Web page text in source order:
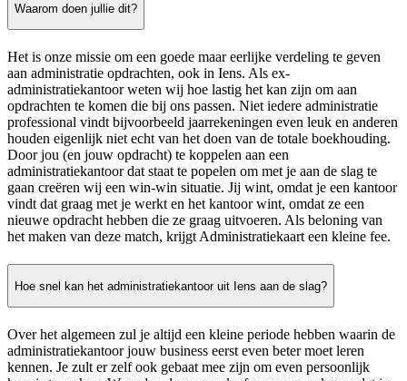
Waarom doen jullie dit?
Het is onze missie om een goede maar eerlijke verdeling te geven
aan administratie opdrachten, ook in Iens. Als ex-
administratiekantoor weten wij hoe lastig het kan zijn om aan
opdrachten te komen die bij ons passen. Niet iedere administratie
professional vindt bijvoorbeeld jaarrekeningen even leuk en anderen
houden eigenlijk niet echt van het doen van de totale boekhouding.
Door jou (en jouw opdracht) te koppelen aan een
administratiekantoor dat staat te popelen om met je aan de slag te
gaan creëren wij een win-win situatie. Jij wint, omdat je een kantoor
vindt dat graag met je werkt en het kantoor wint, omdat ze een
nieuwe opdracht hebben die ze graag uitvoeren. Als beloning van
het maken van deze match, krijgt Administratiekaart een kleine fee.
Hoe snel kan het administratiekantoor uit Iens aan de slag?
Over het algemeen zul je altijd een kleine periode hebben waarin de
administratiekantoor jouw business eerst even beter moet leren
kennen. Je zult er zelf ook gebaat mee zijn om even persoonlijk